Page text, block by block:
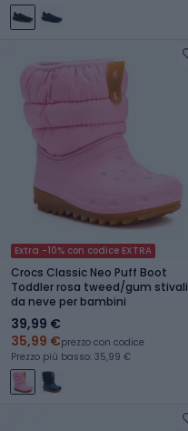
Extra -10% con codice EXTRA
Crocs Classic Neo Puff Boot
Toddler rosa tweed/gum stivali
da neve per bambini
39,99 €
35,99 €prezzo con codice
Prezzo più basso: 35,99 €